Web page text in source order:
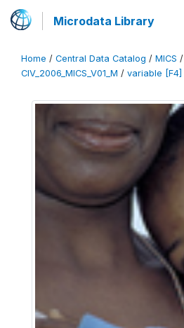
Microdata Library
Home / Central Data Catalog / MICS /
CIV_2006_MICS_V01_M / variable [F4]